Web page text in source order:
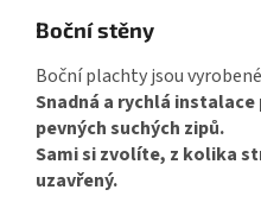
Boční stěny
Boční plachty jsou
Snadná a rychlá
pevnýchsuchých zipů.
Sami si zvolíte, z kolika
uzavřený.